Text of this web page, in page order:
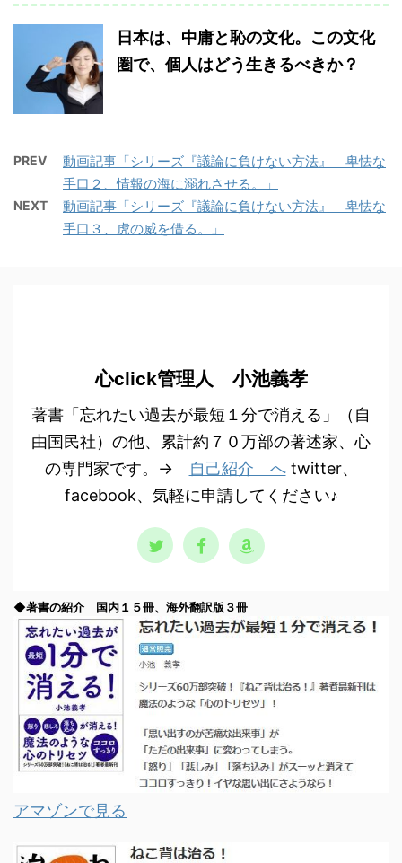
日本は、中庸と恥の文化。この文化
圏で、個人はどう生きるべきか？
PREV
動画記事「シリーズ『議論に負けない方法』 卑怯な
手口２、情報の海に溺れさせる。」
NEXT
動画記事「シリーズ『議論に負けない方法』 卑怯な
手口３、虎の威を借る。」
心click管理人 小池義孝
著書「忘れたい過去が最短１分で消える」（自
由国民社）の他、累計約７０万部の著述家、心
の専門家です。→
自己紹介 へtwitter、
facebook、気軽に申請してください♪
◆著書の紹介 国内１５冊、海外翻訳版３冊
アマゾンで見る